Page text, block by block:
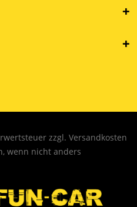
zzgl. Versandkosten
wenn nicht anders